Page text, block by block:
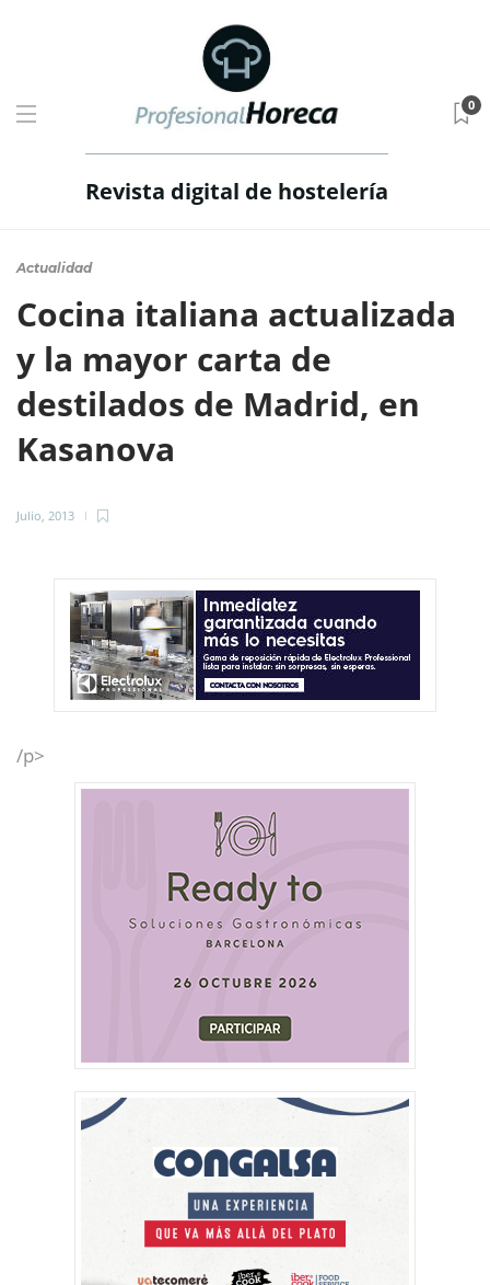
Revista digital de hostelería
0
Actualidad
Cocina italiana actualizada
y la mayor carta de
destilados de Madrid, en
Kasanova
Julio, 2013
/p>